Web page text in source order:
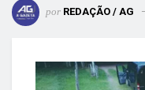
por REDAÇÃO / AG